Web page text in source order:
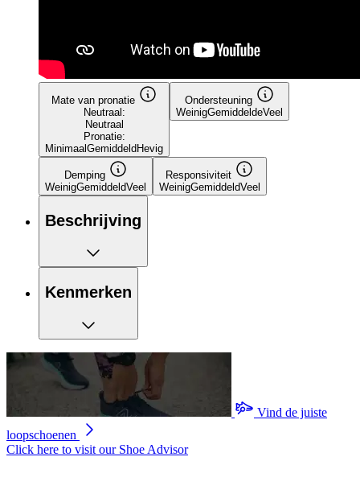
Mate van pronatie
Neutraal:
Neutraal
Pronatie:
MinimaalGemiddeld Hevig
Ondersteuning
WeinigGemiddeldeVeel
Demping
WeinigGemiddeldVeel
Responsiviteit
WeinigGemiddeldVeel
Beschrijving
Kenmerken
Vind de juiste
loopschoenen
Click here to visit our Shoe Advisor